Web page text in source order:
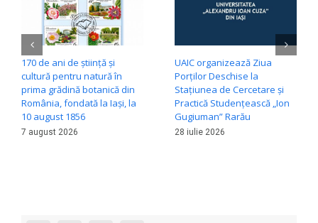
170 de ani de știință și
cultură pentru natură în
prima grădină botanică din
România, fondată la Iași, la
10 august 1856
7 august 2026
UAIC organizează Ziua
Porților Deschise la
Stațiunea de Cercetare și
Practică Studențească „Ion
Gugiuman” Rarău
28 iulie 2026